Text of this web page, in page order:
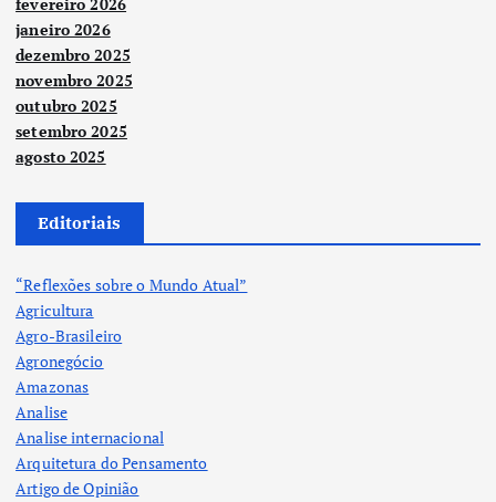
janeiro 2026
dezembro 2025
novembro 2025
outubro 2025
setembro 2025
agosto 2025
Editoriais
“Reflexões sobre o Mundo Atual”
Agricultura
Agro-Brasileiro
Agronegócio
Amazonas
Analise
Analise internacional
Arquitetura do Pensamento
Artigo de Opinião